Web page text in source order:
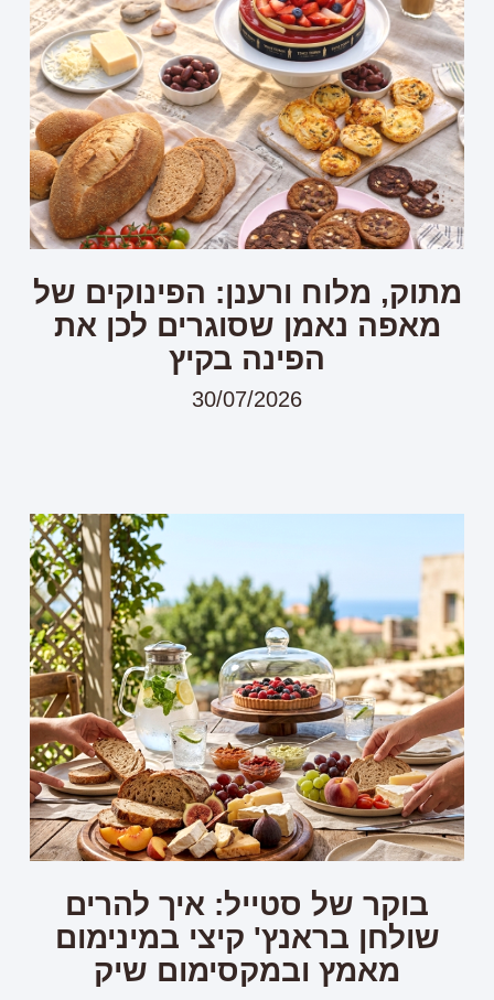
מתוק, מלוח ורענן: הפינוקים של
מאפה נאמן שסוגרים לכן את
הפינה בקיץ
30/07/2026
בוקר של סטייל: איך להרים
שולחן בראנץ' קיצי במינימום
מאמץ ובמקסימום שיק